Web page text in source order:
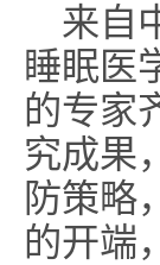
来自
睡眠医
的专家
究成果
防策略
的开端